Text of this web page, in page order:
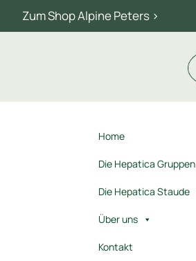
Zum Shop Alpine Peters >
Home
Die Hepatica Gruppen
Die Hepatica Staude
Über uns
Kontakt